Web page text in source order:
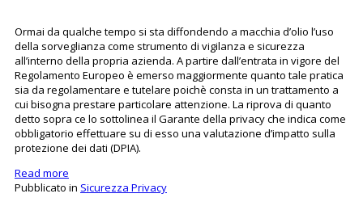
Ormai da qualche tempo si sta diffondendo a macchia d’olio l’uso
della sorveglianza come strumento di vigilanza e sicurezza
all’interno della propria azienda. A partire dall’entrata in vigore del
Regolamento Europeo è emerso maggiormente quanto tale pratica
sia da regolamentare e tutelare poichè consta in un trattamento a
cui bisogna prestare particolare attenzione. La riprova di quanto
detto sopra ce lo sottolinea il Garante della privacy che indica come
obbligatorio effettuare su di esso una valutazione d’impatto sulla
protezione dei dati (DPIA).
Read more
Pubblicato in Sicurezza Privacy